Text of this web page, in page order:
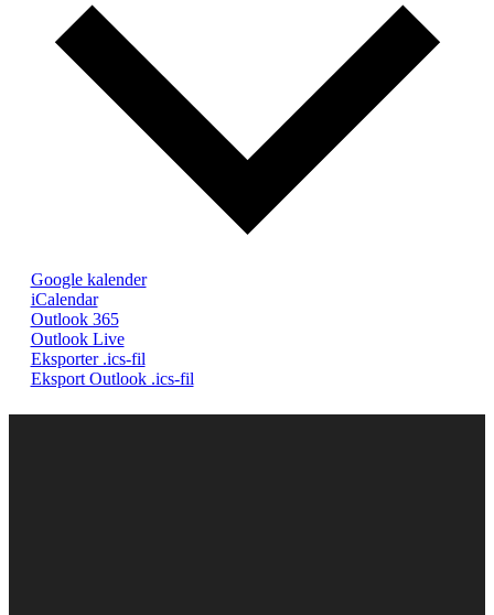
2025
day.
Google kalender
iCalendar
Outlook 365
Outlook Live
Eksporter .ics-fil
Eksport Outlook .ics-fil